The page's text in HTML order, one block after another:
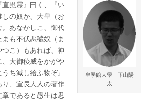
代
派
は
絶
対
攘
夷
に
挺
身
せ
よ
下
皇學館大學 下山陽
太
毘霊』曰く、『い
しの奴か、大皇（お
。あなかしこ、御代
も不伏悪穢奴（ま
こ）もあれば、神
大御稜威をかがや
ち滅し給ふ物ぞ』
り、宣長大人の著作
であると愚生は思